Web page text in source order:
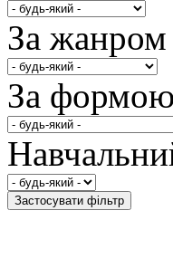
За жанром
За формою